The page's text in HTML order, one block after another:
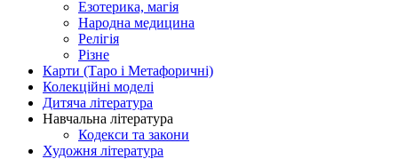
Езотерика, магія
Народна медицина
Релігія
Різне
Карти (Таро і Метафоричні)
Колекційні моделі
Дитяча література
Навчальна література
Кодекси та закони
Художня література